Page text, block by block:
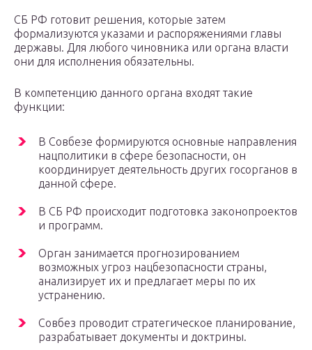
СБ РФ готовит решения, которые затем
формализуются указами и распоряжениями главы
державы. Для любого чиновника или органа власти
они для исполнения обязательны.
В компетенцию данного органа входят такие
функции:
В Совбезе формируются основные направления
нацполитики в сфере безопасности, он
координирует деятельность других госорганов в
данной сфере.
В СБ РФ происходит подготовка законопроектов
и программ.
Орган занимается прогнозированием
возможных угроз нацбезопасности страны,
анализирует их и предлагает меры по их
устранению.
Совбез проводит стратегическое планирование,
разрабатывает документы и доктрины.